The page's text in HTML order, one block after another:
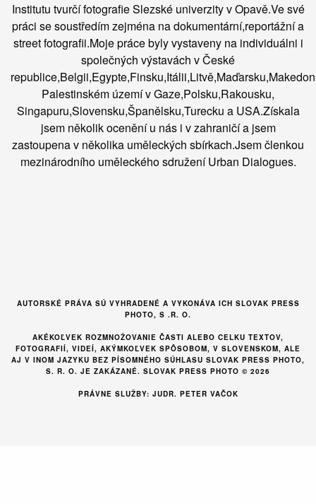
Institutu tvurčí fotografie Slezské univerzity v Opavě.Ve své
práci se soustředím zejména na dokumentární,reportážní a
street fotografii.Moje práce byly vystaveny na individuálni i
společných výstavách v České
Palestinském území v Gaze,Polsku,Rakousku,
Singapuru,Slovensku,Španělsku,Turecku a USA.Získala
jsem několik ocenění u nás i v zahraničí a jsem
zastoupena v několika uměleckých sbírkach.Jsem členkou
mezinárodního uměleckého sdružení Urban Dialogues.
AUTORSKÉ PRÁVA SÚ VYHRADENÉ A VYKONÁVA ICH SLOVAK PRESS
PHOTO, S .R. O.
AKÉKOĽVEK ROZMNOŽOVANIE ČASTI ALEBO CELKU TEXTOV,
FOTOGRAFIÍ, VIDEÍ, AKÝMKOĽVEK SPÔSOBOM, V SLOVENSKOM, ALE
AJ V INOM JAZYKU BEZ PÍSOMNÉHO SÚHLASU SLOVAK PRESS PHOTO,
S. R. O. JE ZAKÁZANÉ. SLOVAK PRESS PHOTO © 2026
PRÁVNE SLUŽBY: JUDR. PETER VAČOK